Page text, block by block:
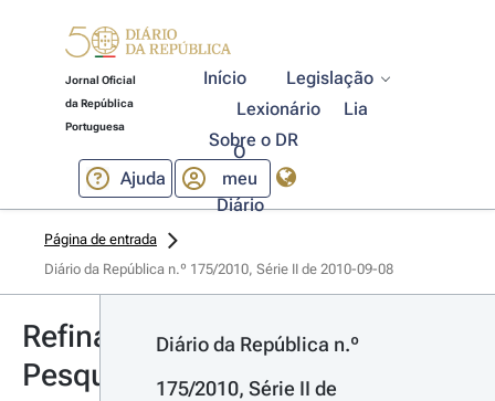
Jornal Oficial
da República
Portuguesa
Início
Legislação
Lexionário
Lia
Sobre o DR
Ajuda
O
meu
Diário
Página de entrada
Diário da República n.º 175/2010, Série II de 2010-09-08
Refinar
Pesquisa
Diário da República n.º
175/2010, Série II de